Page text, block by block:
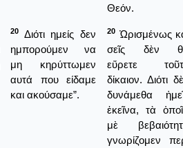
Θεόν.
20
Διότι ημείς δεν
ημπορούμεν να
μη κηρύττωμεν
αυτά που είδαμε
και ακούσαμε”.
20 Ὠρισμένως
σεῖς δὲν
εὕρετε
δίκαιον. Διότι
δυνάμεθα
ἐκεῖνα, τὰ
μὲ
γνωρίζομεν